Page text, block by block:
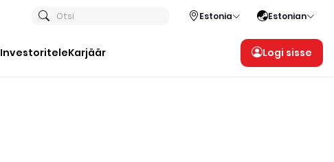
Otsi Estonia Estonian
InvestoriteleKarjäär Logi sisse